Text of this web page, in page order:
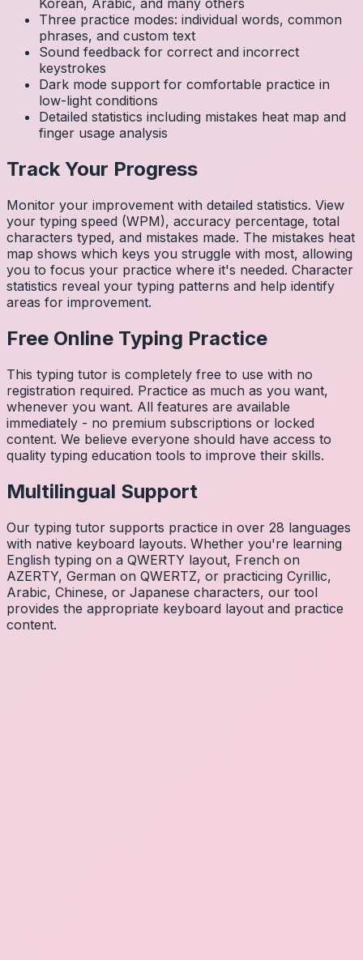
Korean, Arabic, and many others
Three practice modes: individual words, common
phrases, and custom text
Sound feedback for correct and incorrect
keystrokes
Dark mode support for comfortable practice in
low-light conditions
Detailed statistics including mistakes heat map and
finger usage analysis
Track Your Progress
Monitor your improvement with detailed statistics. View
your typing speed (WPM), accuracy percentage, total
characters typed, and mistakes made. The mistakes heat
map shows which keys you struggle with most, allowing
you to focus your practice where it's needed. Character
statistics reveal your typing patterns and help identify
areas for improvement.
Free Online Typing Practice
This typing tutor is completely free to use with no
registration required. Practice as much as you want,
whenever you want. All features are available
immediately - no premium subscriptions or locked
content. We believe everyone should have access to
quality typing education tools to improve their skills.
Multilingual Support
Our typing tutor supports practice in over 28 languages
with native keyboard layouts. Whether you're learning
English typing on a QWERTY layout, French on
AZERTY, German on QWERTZ, or practicing Cyrillic,
Arabic, Chinese, or Japanese characters, our tool
provides the appropriate keyboard layout and practice
content.